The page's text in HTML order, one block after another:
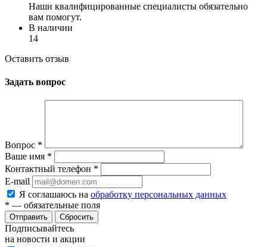
Наши квалифицированные специалисты обязательно
вам помогут.
В наличии
14
Оставить отзыв
Задать вопрос
Вопрос *
Ваше имя *
Контактный телефон *
E-mail
Я соглашаюсь на обработку персональных данных
* — обязательные поля
Сбросить
Подписывайтесь
на новости и акции